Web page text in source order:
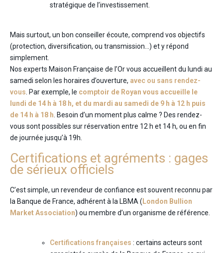
stratégique de l’investissement.
Mais surtout, un bon conseiller écoute, comprend vos objectifs
(protection, diversification, ou transmission…) et y répond
simplement.
Nos experts Maison Française de l’Or vous accueillent du lundi au
samedi selon les horaires d’ouverture, avec ou sans rendez-
vous. Par exemple, le comptoir de Royan vous accueille le
lundi de 14 h à 18 h, et du mardi au samedi de 9 h à 12 h puis
de 14 h à 18 h. Besoin d’un moment plus calme ? Des rendez-
vous sont possibles sur réservation entre 12 h et 14 h, ou en fin
de journée jusqu’à 19h.
Certifications et agréments : gages
de sérieux officiels
C’est simple, un revendeur de confiance est souvent reconnu par
la Banque de France, adhérent à la LBMA ( London Bullion
Market Association) ou membre d’un organisme de référence.
Certifications françaises : certains acteurs sont